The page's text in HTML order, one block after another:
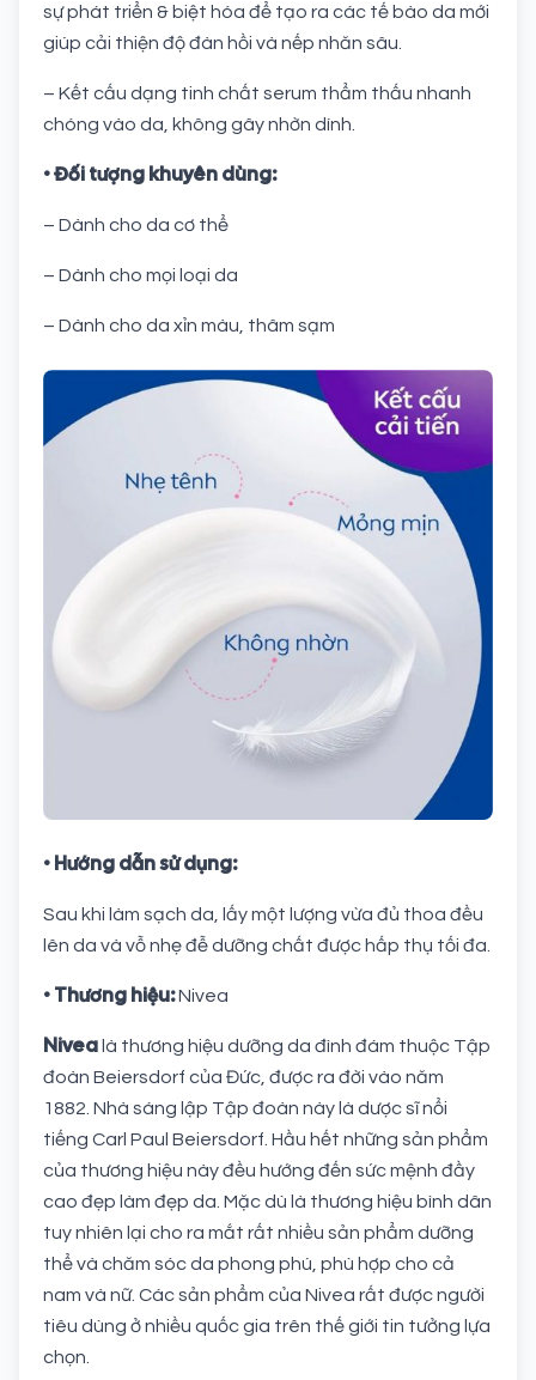
sự phát triển & biệt hóa để tạo ra các tế bào da mới
giúp cải thiện độ đàn hồi và nếp nhăn sâu.
– Kết cấu dạng tinh chất serum thẩm thấu nhanh
chóng vào da, không gây nhờn dính.
• Đối tượng khuyên dùng:
– Dành cho da cơ thể
– Dành cho mọi loại da
– Dành cho da xỉn màu, thâm sạm
• Hướng dẫn sử dụng:
Sau khi làm sạch da, lấy một lượng vừa đủ thoa đều
lên da và vỗ nhẹ đễ dưỡng chất được hấp thụ tối đa.
• Thương hiệu:Nivea
Nivea là thương hiệu dưỡng da đình đám thuộc Tập
đoàn Beiersdorf của Đức, được ra đời vào năm
1882. Nhà sáng lập Tập đoàn này là dược sĩ nổi
tiếng Carl Paul Beiersdorf. Hầu hết những sản phẩm
của thương hiệu này đều hướng đến sức mệnh đầy
cao đẹp làm đẹp da. Mặc dù là thương hiệu bình dân
tuy nhiên lại cho ra mắt rất nhiều sản phẩm dưỡng
thể và chăm sóc da phong phú, phù hợp cho cả
nam và nữ. Các sản phẩm của Nivea rất được người
tiêu dùng ở nhiều quốc gia trên thế giới tin tưởng lựa
chọn.